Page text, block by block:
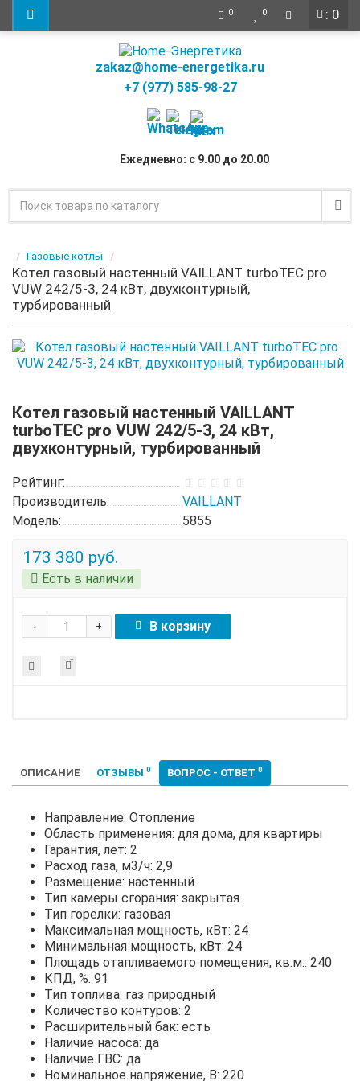
: 0
0 0
zakaz@home-energetika.ru
+7 (977) 585-98-27
Ежедневно: с 9.00 до 20.00
Газовые котлы
Котел газовый настенный VAILLANT turboTEC pro
VUW 242/5-3, 24 кВт, двухконтурный,
турбированный
Котел газовый настенный VAILLANT
turboTEC pro VUW 242/5-3, 24 кВт,
двухконтурный, турбированный
Рейтинг:
Производитель:
VAILLANT
Модель:
5855
173 380 руб.
Есть в наличии
+
- В корзину
ОПИСАНИЕ ОТЗЫВЫ 0 ВОПРОС - ОТВЕТ 0
Направление: Отопление
Область применения: для дома, для квартиры
Гарантия, лет: 2
Расход газа, м3/ч: 2,9
Размещение: настенный
Тип камеры сгорания: закрытая
Тип горелки: газовая
Максимальная мощность, кВт: 24
Минимальная мощность, кВт: 24
Площадь отапливаемого помещения, кв.м.: 240
КПД, %: 91
Тип топлива: газ природный
Количество контуров: 2
Расширительный бак: есть
Наличие насоса: да
Наличие ГВС: да
Номинальное напряжение, В: 220